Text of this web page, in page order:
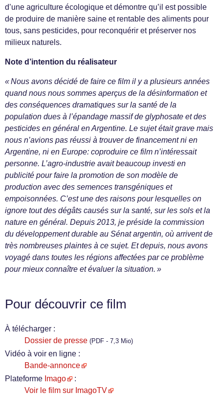
d’une agriculture écologique et démontre qu’il est possible
de produire de manière saine et rentable des aliments pour
tous, sans pesticides, pour reconquérir et préserver nos
milieux naturels.
Note d’intention du réalisateur
« Nous avons décidé de faire ce film il y a plusieurs années
quand nous nous sommes aperçus de la désinformation et
des conséquences dramatiques sur la santé de la
population dues à l’épandage massif de glyphosate et des
pesticides en général en Argentine. Le sujet était grave mais
nous n’avions pas réussi à trouver de financement ni en
Argentine, ni en Europe: coproduire ce film n’intéressait
personne. L’agro-industrie avait beaucoup investi en
publicité pour faire la promotion de son modèle de
production avec des semences transgéniques et
empoisonnées. C’est une des raisons pour lesquelles on
ignore tout des dégâts causés sur la santé, sur les sols et la
nature en général. Depuis 2013, je préside la commission
du développement durable au Sénat argentin, où arrivent de
très nombreuses plaintes à ce sujet. Et depuis, nous avons
voyagé dans toutes les régions affectées par ce problème
pour mieux connaître et évaluer la situation. »
Pour découvrir ce film
À télécharger :
Dossier de presse (PDF - 7,3 Mio)
Vidéo à voir en ligne :
Bande-annonce
Plateforme Imago
:
Voir le film sur ImagoTV